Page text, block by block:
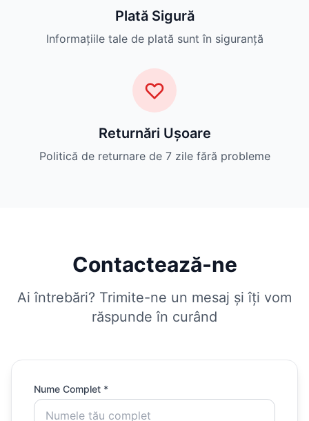
Plată Sigură
Informațiile tale de plată sunt în siguranță
Returnări Ușoare
Politică de returnare de 7 zile fără probleme
Contactează-ne
Ai întrebări? Trimite-ne un mesaj și îți vom
răspunde în curând
Nume Complet *